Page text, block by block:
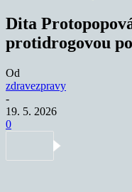
Dita
protidrogovou
Od
zdravezpravy
-
19. 5. 2026
0